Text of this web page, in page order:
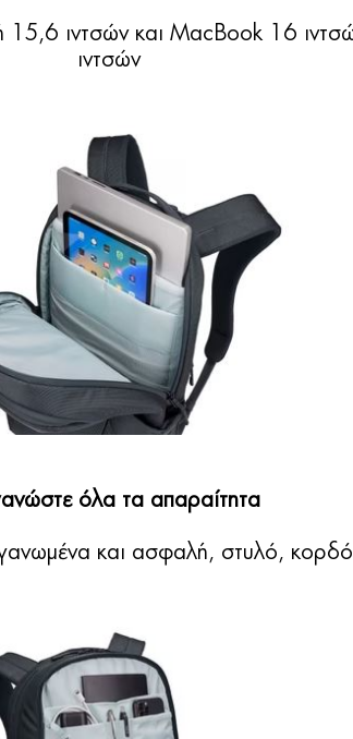
15,6 ιντσών και MacBook 16
ιντσών
όλα τα απαραίτητα
και ασφαλή, στυλό,